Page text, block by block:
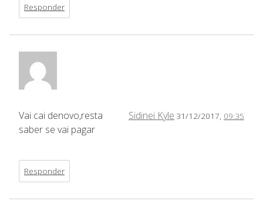
Responder
Sidinei Kyle 31/12/2017, 09:35
Vai cai denovo,resta
saber se vai pagar
Responder